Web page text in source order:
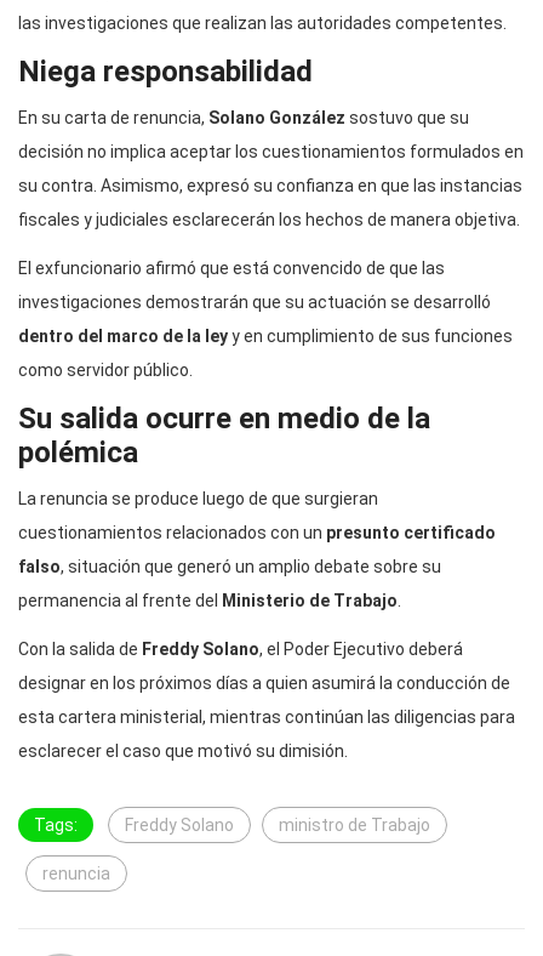
las investigaciones que realizan las autoridades competentes.
Niega responsabilidad
En su carta de renuncia, Solano González sostuvo que su
decisión no implica aceptar los cuestionamientos formulados en
su contra. Asimismo, expresó su confianza en que las instancias
fiscales y judiciales esclarecerán los hechos de manera objetiva.
El exfuncionario afirmó que está convencido de que las
investigaciones demostrarán que su actuación se desarrolló
dentro del marco de la leyy en cumplimiento de sus funciones
como servidor público.
Su salida ocurre en medio de la
polémica
La renuncia se produce luego de que surgieran
cuestionamientos relacionados con un presunto certificado
falso, situación que generó un amplio debate sobre su
permanencia al frente del
Ministerio de Trabajo
Con la salida de Freddy Solano, el Poder Ejecutivo deberá
designar en los próximos días a quien asumirá la conducción de
esta cartera ministerial, mientras continúan las diligencias para
esclarecer el caso que motivó su dimisión.
Tags: Freddy Solano ministro de Trabajo
renuncia